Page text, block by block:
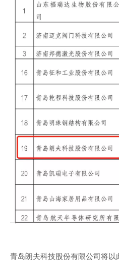
青岛朗夫科技股份有限公司将